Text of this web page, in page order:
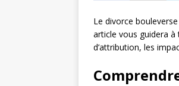
Le divorce
article vous guidera
d’attribution, les